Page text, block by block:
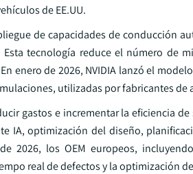
de EE.UU.
de capacidades de conducción
tecnología reduce el número de
enero de 2026, NVIDIA lanzó el
utilizadas por fabricantes de
gastos e incrementar la eficiencia
IA, optimización del diseño,
2026, los OEM europeos,
real de defectos y la optimización